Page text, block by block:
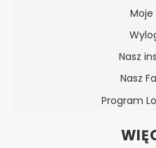
Nasz
Nasz
Program